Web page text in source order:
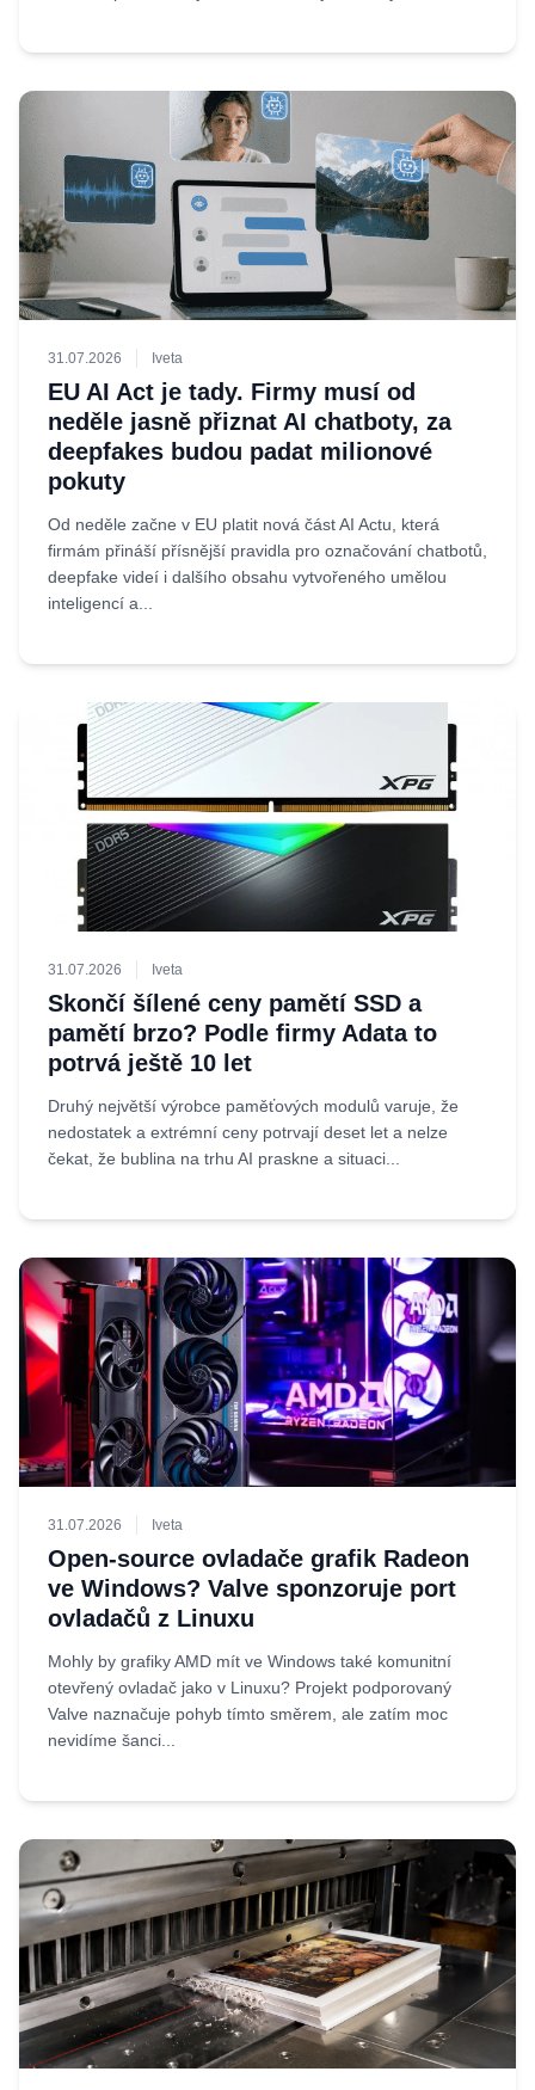
31.07.2026 Iveta
EU AI Act je tady. Firmy musí od
neděle jasně přiznat AI chatboty, za
deepfakes budou padat milionové
pokuty
Od neděle začne v EU platit nová část AI Actu, která
firmám přináší přísnější pravidla pro označování chatbotů,
deepfake videí i dalšího obsahu vytvořeného umělou
inteligencí a...
31.07.2026 Iveta
Skončí šílené ceny pamětí SSD a
pamětí brzo? Podle firmy Adata to
potrvá ještě 10 let
Druhý největší výrobce paměťových modulů varuje, že
nedostatek a extrémní ceny potrvají deset let a nelze
čekat, že bublina na trhu AI praskne a situaci...
31.07.2026 Iveta
Open-source ovladače grafik Radeon
ve Windows? Valve sponzoruje port
ovladačů z Linuxu
Mohly by grafiky AMD mít ve Windows také komunitní
otevřený ovladač jako v Linuxu? Projekt podporovaný
Valve naznačuje pohyb tímto směrem, ale zatím moc
nevidíme šanci...